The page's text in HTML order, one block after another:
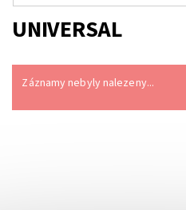
UNIVERSAL
Záznamy nebyly nalezeny...